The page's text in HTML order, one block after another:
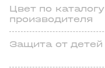
Цвeт по каталогу
производителя
Зaщита от детей